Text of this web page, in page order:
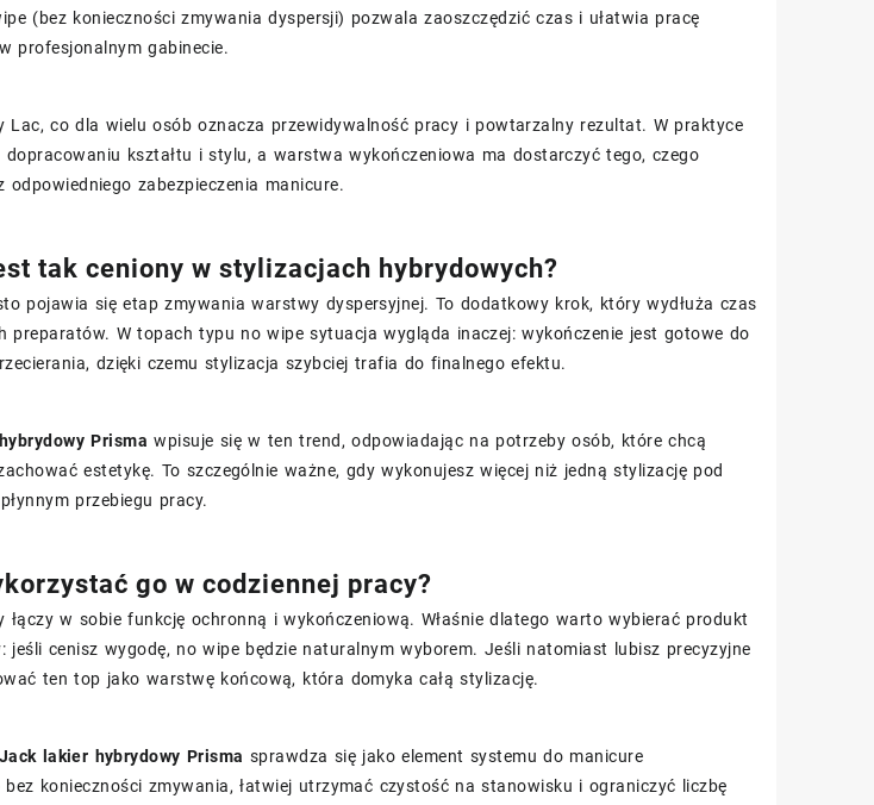
(bez konieczności zmywania dyspersji) pozwala zaoszczędzić czas i ułatwia pracę
profesjonalnym gabinecie.
Lac, co dla wielu osób oznacza przewidywalność pracy i powtarzalny rezultat. W praktyce
kształtu i stylu, a warstwa wykończeniowa ma dostarczyć tego, czego
zabezpieczenia manicure.
tak ceniony w stylizacjach hybrydowych?
pojawia się etap zmywania warstwy dyspersyjnej. To dodatkowy krok, który wydłuża czas
preparatów. W topach typu no wipe sytuacja wygląda inaczej: wykończenie jest gotowe do
dzięki czemu stylizacja szybciej trafia do finalnego efektu.
Prisma wpisuje się w ten trend, odpowiadając na potrzeby osób, które chcą
estetykę. To szczególnie ważne, gdy wykonujesz więcej niż jedną stylizację pod
przebiegu pracy.
go w codziennej pracy?
łączy w sobie funkcję ochronną i wykończeniową. Właśnie dlatego warto wybierać produkt
jeśli cenisz wygodę, no wipe będzie naturalnym wyborem. Jeśli natomiast lubisz precyzyjne
ten top jako warstwę końcową, która domyka całą stylizację.
lakier hybrydowy Prisma sprawdza się jako element systemu do manicure
konieczności zmywania, łatwiej utrzymać czystość na stanowisku i ograniczyć liczbę